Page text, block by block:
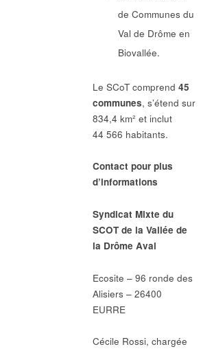
de Communes du
Val de Drôme en
Biovallée.
Le SCoT comprend 45
communes, s’étend sur
834,4 km² et inclut
44 566 habitants.
Contact pour plus
d’informations
Syndicat Mixte du
SCOT de la Vallée de
la Drôme Aval
Ecosite – 96 ronde des
Alisiers – 26400
EURRE
Cécile Rossi, chargée